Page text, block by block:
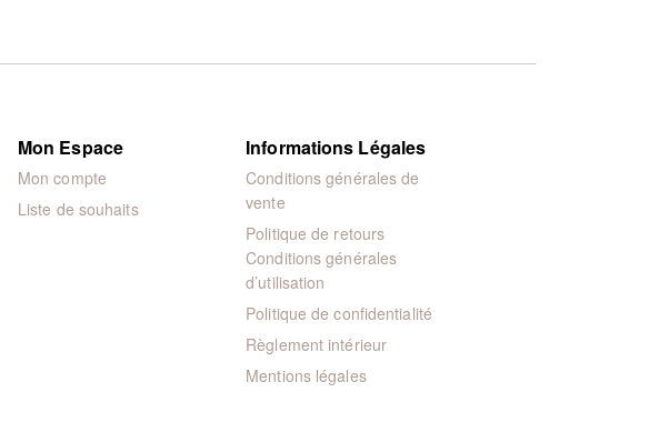
Mon Espace
Mon compte
Liste de souhaits
Informations Légales
Conditions générales de
vente
Politique de retours
Conditions générales
d’utilisation
Politique de confidentialité
Règlement intérieur
Mentions légales